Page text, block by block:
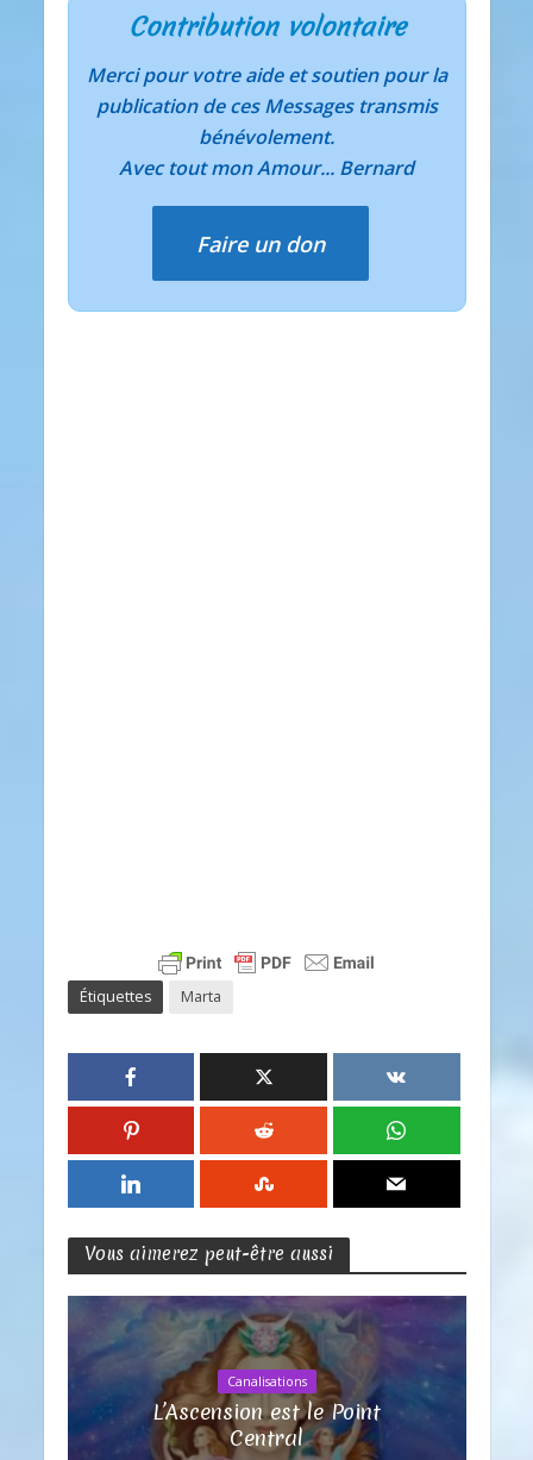
Contribution volontaire
Merci pour votre aide et soutien pour la
publication de ces Messages transmis
bénévolement.
Avec tout mon Amour... Bernard
Faire un don
Étiquettes Marta
Vous aimerez peut-être aussi
Canalisations
L’Ascension est le Point
Central